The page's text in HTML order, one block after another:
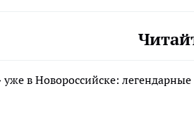
в Новороссийске: